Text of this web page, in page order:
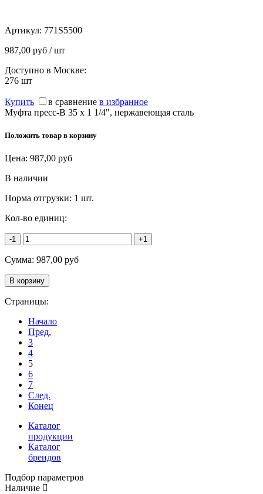
Артикул: 771S5500
987,00 руб / шт
Доступно в Москве:
276 шт
Купить в сравнение в избранное
Муфта пресс-В 35 х 1 1/4", нержавеющая сталь
Положить товар в корзину
Цена: 987,00 руб
В наличии
Норма отгрузки: 1 шт.
Кол-во единиц:
-1 +1
Сумма: 987,00 руб
Страницы:
Начало
Пред.
3
4
5
6
7
След.
Конец
Каталог
продукции
Каталог
брендов
Подбор параметров
Наличие